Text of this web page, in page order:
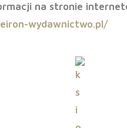
na stronie
wydawnictwo.pl/